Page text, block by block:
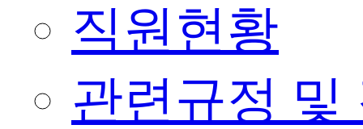
직원현황
관련규정 및